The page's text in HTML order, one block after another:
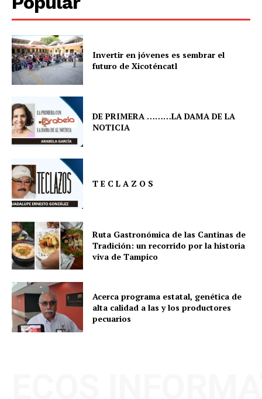
Invertir en jóvenes es sembrar el
futuro de Xicoténcatl
DE PRIMERA ………LA DAMA DE LA
NOTICIA
T E C L A Z O S
Ruta Gastronómica de las Cantinas de
Tradición: un recorrido por la historia
viva de Tampico
Acerca programa estatal, genética de
alta calidad a las y los productores
pecuarios